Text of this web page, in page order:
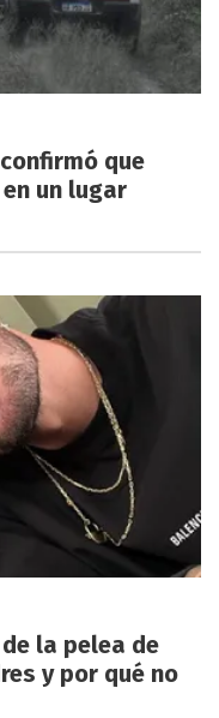
que
un lugar
la pelea de
y por qué no